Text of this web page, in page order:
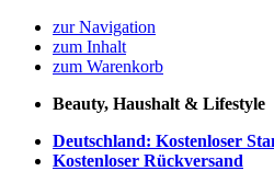
zur Navigation
zum Inhalt
zum Warenkorb
Beauty, Haushalt & Lifestyle
Deutschland: Kostenloser
Kostenloser Rückversand